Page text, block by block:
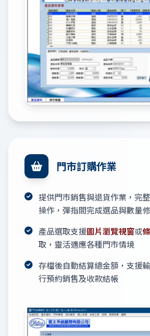
門市訂購作業
提供門市銷售與退貨作業，完整
操作，彈指間完成選品與數量
產品選取支援圖片瀏覽視窗或
取，靈活適應各種門市情境
存檔後自動結算總金額，支援
行預約銷售及收款結帳